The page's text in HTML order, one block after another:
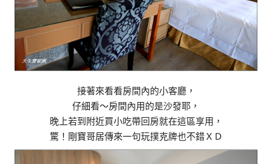
接著來看看房間內的小客廳，
仔細看～房間內用的是沙發耶，
晚上若到附近買小吃帶回房就在這區享用，
驚！剛寶哥居傳來一句玩撲克牌也不錯ＸＤ